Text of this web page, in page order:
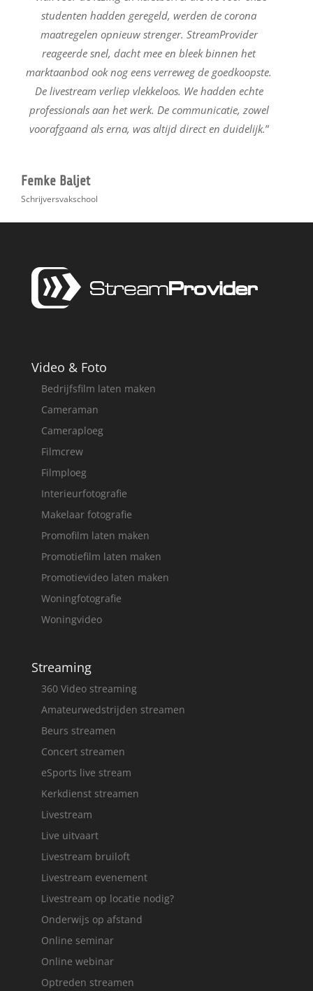
studenten hadden geregeld, werden de corona
maatregelen opnieuw strenger. StreamProvider
reageerde snel, dacht mee en bleek binnen het
marktaanbod ook nog eens verreweg de goedkoopste.
De livestream verliep vlekkeloos. We hadden echte
professionals aan het werk. De communicatie, zowel
voorafgaand als erna, was altijd direct en duidelijk.”
Femke Baljet
Schrijversvakschool
Video & Foto
Bedrijfsfilm laten maken
Cameraman
Cameraploeg
Filmcrew
Filmploeg
Interieurfotografie
Makelaar fotografie
Promofilm laten maken
Promotiefilm laten maken
Promotievideo laten maken
Woningfotografie
Woningvideo
Streaming
360 Video streaming
Amateurwedstrijden streamen
Beurs streamen
Concert streamen
eSports live stream
Kerkdienst streamen
Livestream
Live uitvaart
Livestream bruiloft
Livestream evenement
Livestream op locatie nodig?
Onderwijs op afstand
Online seminar
Online webinar
Optreden streamen